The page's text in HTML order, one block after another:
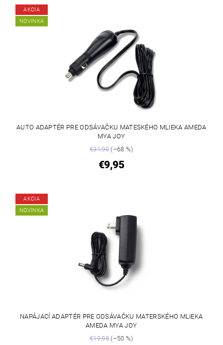
AKCIA
NOVINKA
AUTO ADAPTÉR PRE ODSÁVAČKU MATESKÉHO MLIEKA AMEDA
MYA JOY
€31,90(–68 %)
€9,95
AKCIA
NOVINKA
NAPÁJACÍ ADAPTÉR PRE ODSÁVAČKU MATERSKÉHO MLIEKA
AMEDA MYA JOY
€19,95(–50 %)